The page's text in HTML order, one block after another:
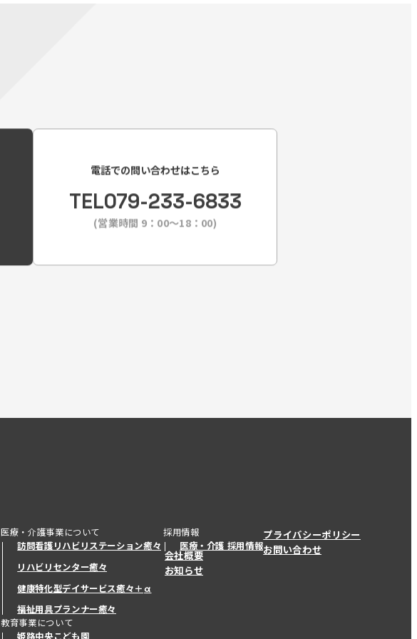
電話での問い合わせはこちら
TEL079-233-6833
(営業時間 9：00〜18：00)
医療・介護事業について
訪問看護リハビリステーション癒々
リハビリセンター癒々
健康特化型デイサービス癒々＋α
健康特化型デイサービス癒々＋
福祉用具プランナー癒々
教育事業について
姫路中央こども園
採用情報
医療・介護 採用情報
会社概要
お知らせ
プライバシーポリシー
お問い合わせ